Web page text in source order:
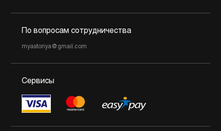
По вопросам сотрудничества
myastoriya@gmail.com
Сервисы